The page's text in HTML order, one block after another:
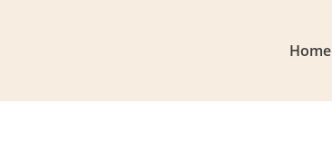
Home